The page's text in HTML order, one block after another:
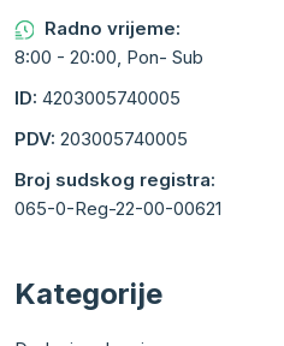
Radno vrijeme:
8:00 - 20:00, Pon- Sub
ID: 4203005740005
PDV: 203005740005
Broj sudskog registra:
065-0-Reg-22-00-00621
Kategorije